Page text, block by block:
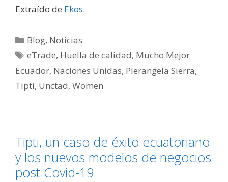
Extraído de Ekos.
Blog, Noticias
eTrade, Huella de calidad, Mucho Mejor
Ecuador, Naciones Unidas, Pierangela Sierra,
Tipti, Unctad, Women
Tipti, un caso de éxito ecuatoriano
y los nuevos modelos de negocios
post Covid-19